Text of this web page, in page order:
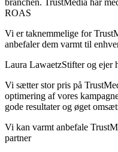
ROAS
Vi er taknemmelige for
anbefaler dem varmt til
Laura LawaetzStifter og ejer
Vi sætter stor pris på
optimering af vores
gode resultater og øget
Vi kan varmt anbefale
partner